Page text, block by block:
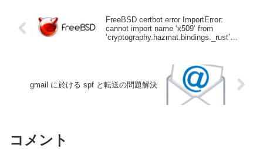
FreeBSD certbot error ImportError:
cannot import name ‘x509’ from
‘cryptography.hazmat.bindings._rust’
gmail に於ける spf と転送の問題解決
コメント